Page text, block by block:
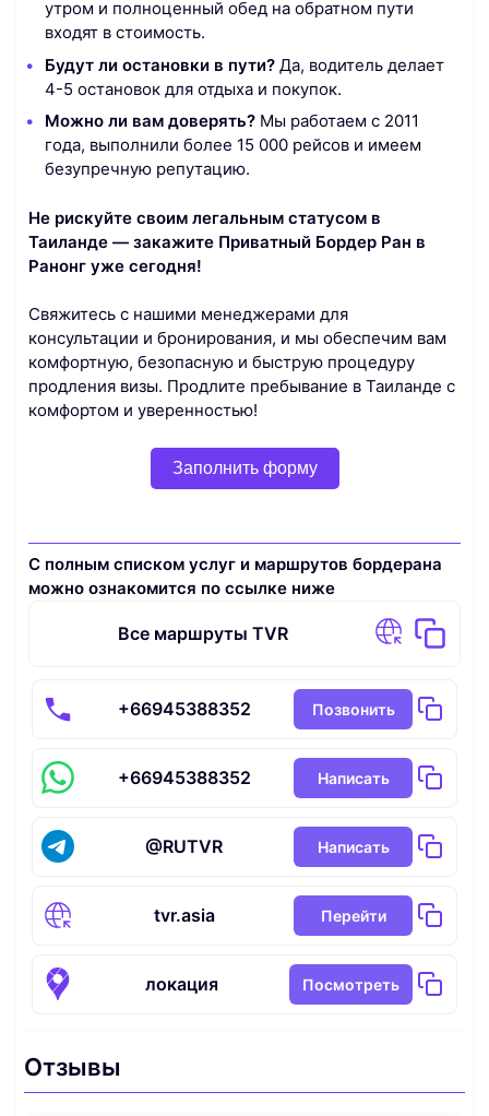
утром и полноценный обед на обратном пути
входят в стоимость.
Будут ли остановки в пути? Да, водитель делает
4-5 остановок для отдыха и покупок.
Можно ли вам доверять? Мы работаем с 2011
года, выполнили более 15 000 рейсов и имеем
безупречную репутацию.
Не рискуйте своим легальным статусом в
Таиланде — закажите Приватный Бордер Ран в
Ранонг уже сегодня!
Свяжитесь с нашими менеджерами для
консультации и бронирования, и мы обеспечим вам
комфортную, безопасную и быструю процедуру
продления визы. Продлите пребывание в Таиланде с
комфортом и уверенностью!
Заполнить форму
С полным списком услуг и маршрутов бордерана
можно ознакомится по ссылке ниже
Все маршруты TVR
+66945388352 Позвонить
+66945388352 Написать
@RUTVR Написать
tvr.asia Перейти
локация Посмотреть
Отзывы